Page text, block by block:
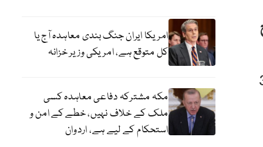
میں 4 کروڑ 30
امریکا ایران جنگ بندی معاہدہ آج یا
کل متوقع ہے، امریکی وزیر خزانہ
مکہ مشترکہ دفاعی معاہدہ کسی
ملک کے خلاف نہیں، خطے کے امن و
استحکام کے لیے ہے، اردوان